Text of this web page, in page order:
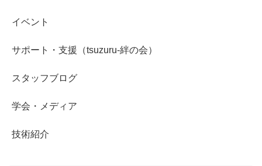
イベント
サポート・支援（tsuzuru-絆の会）
スタッフブログ
学会・メディア
技術紹介